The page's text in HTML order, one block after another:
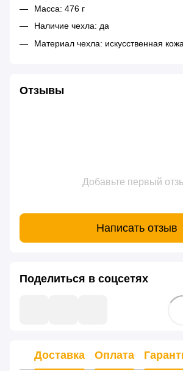
Масса: 476 г
Наличие чехла: да
Материал чехла: искусственная кожа
Отзывы
Добавьте первый
Написать отзыв
Поделиться в соцсетях
Доставка Оплата